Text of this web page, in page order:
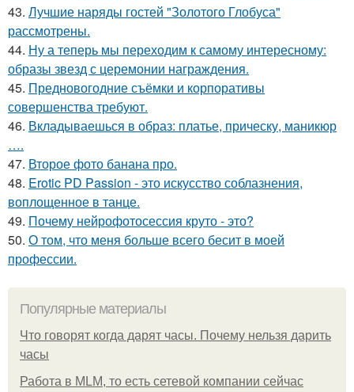
43. Лучшие наряды гостей "Золотого Глобуса"
рассмотрены.
44. Ну а теперь мы переходим к самому интересному:
образы звезд с церемонии награждения.
45. Предновогодние съёмки и корпоративы
совершенства требуют.
46. Вкладываешься в образ: платье, прическу, маникюр
….
47. Второе фото банана про.
48. Erotic PD Passion - это искусство соблазнения,
воплощенное в танце.
49. Почему нейрофотосессия круто - это?
50. О том, что меня больше всего бесит в моей
профессии.
Популярные материалы
Что говорят когда дарят часы. Почему нельзя дарить
часы
Работа в MLM, то есть сетевой компании сейчас